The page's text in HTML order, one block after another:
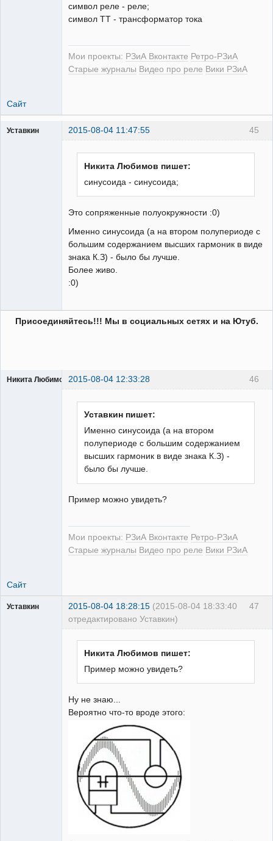
символ реле - реле;
символ ТТ - трансформатор тока
Мои проекты: РЗиА Вконтакте Ретро-РЗиА
Старые журналы Видео про реле Вики РЗиА
Сайт
45
Уставкин 2015-08-04 11:47:55
Никита Любимов пишет:
синусоида - синусоида;
Это сопряженные полуокружности :0)
Именно синусоида (а на втором полупериоде с
большим содержанием высших гармоник в виде
знака К.З) - было бы лучше.
Более живо.
:0)
Присоединяйтесь!!! Мы в социальных сетях и на Ютуб.
46
Никита Любимов 2015-08-04 12:33:28
Уставкин пишет:
Именно синусоида (а на втором
полупериоде с большим содержанием
высших гармоник в виде знака К.З) -
было бы лучше.
Пример можно увидеть?
Мои проекты: РЗиА Вконтакте Ретро-РЗиА
Старые журналы Видео про реле Вики РЗиА
Сайт
47
Уставкин 2015-08-04 18:28:15 (2015-08-04 18:33:40
отредактировано Уставкин)
Никита Любимов пишет:
Пример можно увидеть?
Ну не знаю...
Вероятно что-то вроде этого: